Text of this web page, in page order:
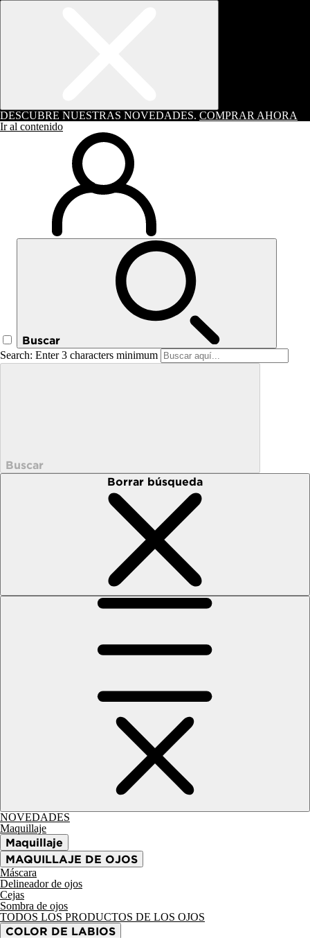
DESCUBRE NUESTRAS NOVEDADES. COMPRAR AHORA
Ir al contenido
Buscar
Search: Enter 3 characters minimum
Buscar
Borrar búsqueda
NOVEDADES
Maquillaje
Maquillaje
MAQUILLAJE DE OJOS
Máscara
Delineador de ojos
Cejas
Sombra de ojos
TODOS LOS PRODUCTOS DE LOS OJOS
COLOR DE LABIOS